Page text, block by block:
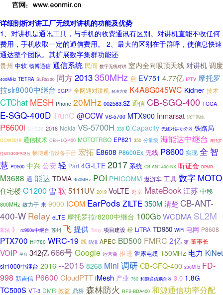
详细剖析对讲工厂无线对讲机的功能及优势
1、对讲机是通讯工具，与手机的收费通讯有区别。对讲机直能不收任何
费用，手机收取一定的通信费用。 2、最大的区别在于群呼，使信息快速
通达整个团队。其扩展数字集群功能还
贵州 中软 畅博通信 通信系统 民间 数字无线对讲 室内全向吸顶天线 对讲机 调度
400MHz TETRA SLR5300 同方2013350MHz 自 EV751 4.77亿 IPTV 摩托罗
拉slr8000中继台 3GPP 全网通对讲机 解决方案 K4A8G045WC Kidner 技术
CTChat MESH Phone 20MHz 002583.SZ 通信 CB-SGQ-400 TCCA
E-SGQ-400DTrunC @CCW VS-5700 MTX900 Inmarsat 治理系统
P6600i GP328 2018 Nokia VS-5700H 338 0 Capacity 无线对讲功分器 铁路局
CCW2018 通信技术 CB-HLQ-400 MOTOTRBO EP821 350 分量级 海能达中继台 摩托罗
拉slr5300中继台 畅博通信设备手册 宏拓 E8608 P8600Ex 无线 P8600 实现 全 智
慧 PD500 中兴 公安 轻 Part 4G-LTE 2017 系统 CB-ANT-400-NX 听证会 DPMR
M3688 通 能达 TDMA 450MHz POI PHICOMM 遨游车 工具 数字 MOTO
住宅楼 C1200 雪软5111UV 2019 VoLTE 赴京 MateBook江苏 中移
800MHz 致力于 来 9000 ICOM EarPods ZiLTE350M 清楚 CB-ANT-
400-W Relay eLTE 摩托罗拉r8200中继台 100GbWCDMA SL2M
非法 》 rd980s中继台 苏州 飞提供 Tony 项目建设 经 LiTRA TD950 WiFi 电网 P8608
PTX700 HP780 WRC-19 线 防汛 APEC BD500 FMRC 2亿 第 董事长
VOIP 平台 342亿666号Google 运营商 推进 泄露电缆 150MHz 电力 KiNet
slr1000中继台 2016--2015 8268 Mini 调研CB-GFQ-400 230MHz FD-
998 新吉信 P6600 CloudPTTiMesh 产业 760 和源通信耦合器 3.0 1.8G
TC500S VT-3 DMR 效益 鼎桥 森林防火 RFS-BDA400 和源通信功率分配